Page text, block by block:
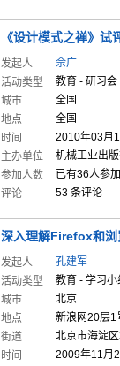
《设计模式之禅》试
发起人
佘广
活动类型
教育 - 研习会
城市
全国
地点
全国
时间
2010年03月
主办单位
机械工业出
参加人数
已有36人参
评论
53 条评论
深入理解Firefox和浏
发起人
孔建军
活动类型
教育 - 学习小
城市
北京
地点
新浪网20层1
街道
北京市海淀
时间
2009年11月